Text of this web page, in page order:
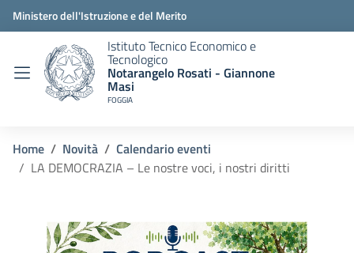
Ministero dell'Istruzione e del Merito
Istituto Tecnico Economico e
Tecnologico
Notarangelo Rosati - Giannone
Masi
FOGGIA
Home Novità
Calendario eventi
LA DEMOCRAZIA – Le nostre voci, i nostri diritti